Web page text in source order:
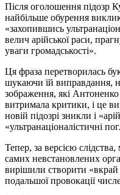
Після оголошення підозр
найбільше обурення
«захопившись
велич арійської раси,
уваги громадськості».
Ця фраза перетворилась
шукаючи їй виправдання,
зображення, які
витримала критики, і це
новій підозрі зникли і
«ультранаціоналістичні
Тепер, за версією
самих невстановлених
вирішили створити
подальшої провокації